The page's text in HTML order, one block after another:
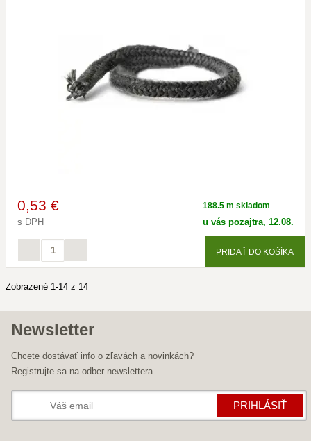
0,53 €
s DPH
188.5 m skladom
u vás pozajtra, 12.08.
PRIDAŤ DO KOŠÍKA
Zobrazené 1-14 z 14
Newsletter
Chcete dostávať info o zľavách a novinkách?
Registrujte sa na odber newslettera.
PRIHLÁSIŤ